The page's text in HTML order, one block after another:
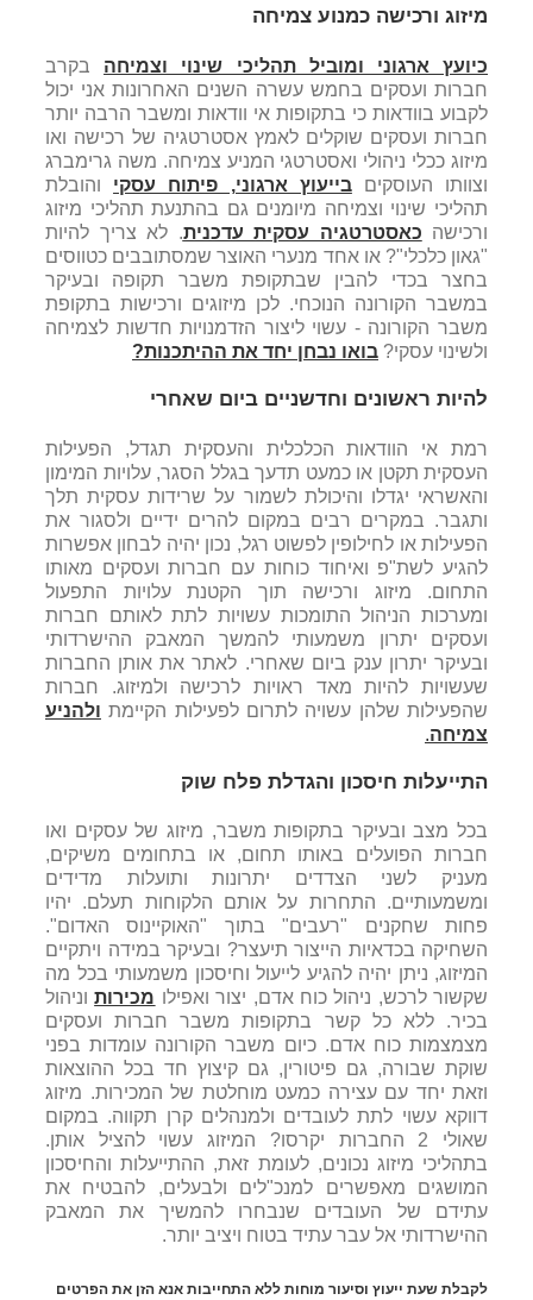
מיזוג ורכישה כמנוע צמיחה
כיועץ ארגוני ומוביל תהליכי שינוי וצמיחה בקרב
חברות ועסקים בחמש עשרה השנים האחרונות אני יכול
לקבוע בוודאות כי בתקופות אי וודאות ומשבר הרבה יותר
חברות ועסקים שוקלים לאמץ אסטרטגיה של רכישה ואו
מיזוג ככלי ניהולי ואסטרטגי המניע צמיחה. משה גרימברג
וצוותו העוסקיםבייעוץ ארגוני, פיתוח עסקי והובלת
תהליכי שינוי וצמיחה מיומנים גם בהתנעת תהליכי מיזוג
ורכישה כאסטרטגיה עסקית עדכנית. לא צריך להיות
"גאון כלכלי"? או אחד מנערי האוצר שמסתובבים כטווסים
בחצר בכדי להבין שבתקופת משבר תקופה ובעיקר
במשבר הקורונה הנוכחי. לכן מיזוגים ורכישות בתקופת
משבר הקורונה - עשוי ליצור הזדמנויות חדשות לצמיחה
ולשינוי עסקי? בואו נבחן יחד את ההיתכנות?
להיות ראשונים וחדשניים ביום שאחרי
רמת אי הוודאות הכלכלית והעסקית תגדל, הפעילות
העסקית תקטן או כמעט תדעך בגלל הסגר, עלויות המימון
והאשראי יגדלו והיכולת לשמור על שרידות עסקית תלך
ותגבר. במקרים רבים במקום להרים ידיים ולסגור את
הפעילות או לחילופין לפשוט רגל, נכון יהיה לבחון אפשרות
להגיע לשת"פ ואיחוד כוחות עם חברות ועסקים מאותו
התחום. מיזוג ורכישה תוך הקטנת עלויות התפעול
ומערכות הניהול התומכות עשויות לתת לאותם חברות
ועסקים יתרון משמעותי להמשך המאבק ההישרדותי
ובעיקר יתרון ענק ביום שאחרי. לאתר את אותן החברות
שעשויות להיות מאד ראויות לרכישה ולמיזוג. חברות
שהפעילות שלהן עשויה לתרום לפעילות הקיימת ולהניע
צמיחה.
התייעלות חיסכון והגדלת פלח שוק
בכל מצב ובעיקר בתקופות משבר, מיזוג של עסקים ואו
חברות הפועלים באותו תחום, או בתחומים משיקים,
מעניק לשני הצדדים יתרונות ותועלות מדידים
ומשמעותיים. התחרות על אותם הלקוחות תעלם. יהיו
פחות שחקנים "רעבים" בתוך "האוקיינוס האדום".
השחיקה בכדאיות הייצור תיעצר? ובעיקר במידה ויתקיים
המיזוג, ניתן יהיה להגיע לייעול וחיסכון משמעותי בכל מה
שקשור לרכש, ניהול כוח אדם, יצור ואפילו מכירותוניהול
בכיר. ללא כל קשר בתקופות משבר חברות ועסקים
מצמצמות כוח אדם. כיום משבר הקורונה עומדות בפני
שוקת שבורה, גם פיטורין, גם קיצוץ חד בכל ההוצאות
וזאת יחד עם עצירה כמעט מוחלטת של המכירות. מיזוג
דווקא עשוי לתת לעובדים ולמנהלים קרן תקווה. במקום
שאולי 2 החברות יקרסו? המיזוג עשוי להציל אותן.
בתהליכי מיזוג נכונים, לעומת זאת, ההתייעלות והחיסכון
המושגים מאפשרים למנכ"לים ולבעלים, להבטיח את
עתידם של העובדים שנבחרו להמשיך את המאבק
ההישרדותי אל עבר עתיד בטוח ויציב יותר.
לקבלת שעת ייעוץ וסיעור מוחות ללא התחייבות אנא הזן את הפרטים